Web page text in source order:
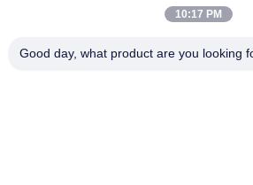
10:17 PM
Good day, what product are you looking